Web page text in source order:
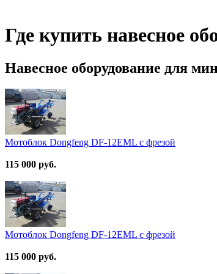
Где купить навесное
Навесное оборудование для
Мотоблок Dongfeng DF-12EML с фрезой
115 000 руб.
Мотоблок Dongfeng DF-12EML с фрезой
115 000 руб.